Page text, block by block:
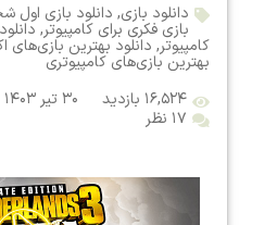
دانلود بازی, دانلود بازی اول
بازی فکری برای کامپیوتر,
کامپیوتر, دانلود بهترین بازی‌های
بهترین بازی‌های کامپیوتری
۱۶,۵۲۴ بازدید
۳۰ تیر ۱۴۰۳
۱۷ نظر